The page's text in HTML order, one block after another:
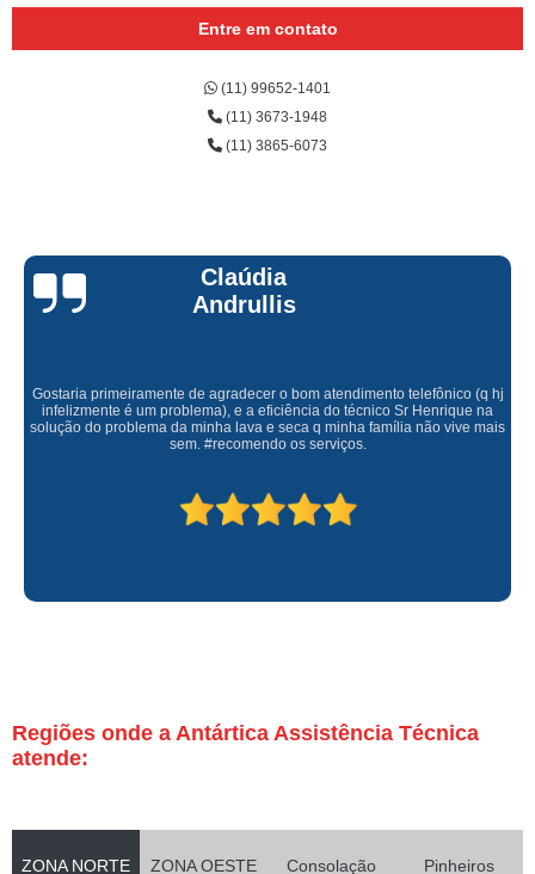
Entre em contato
(11) 99652-1401
(11) 3673-1948
(11) 3865-6073
Claúdia
Andrullis
Gostaria primeiramente de agradecer o bom atendimento telefônico (q hj
infelizmente é um problema), e a eficiência do técnico Sr Henrique na
solução do problema da minha lava e seca q minha família não vive mais
sem. #recomendo os serviços.
Regiões onde a Antártica Assistência Técnica
atende:
ZONA NORTE ZONA OESTE Consolação Pinheiros